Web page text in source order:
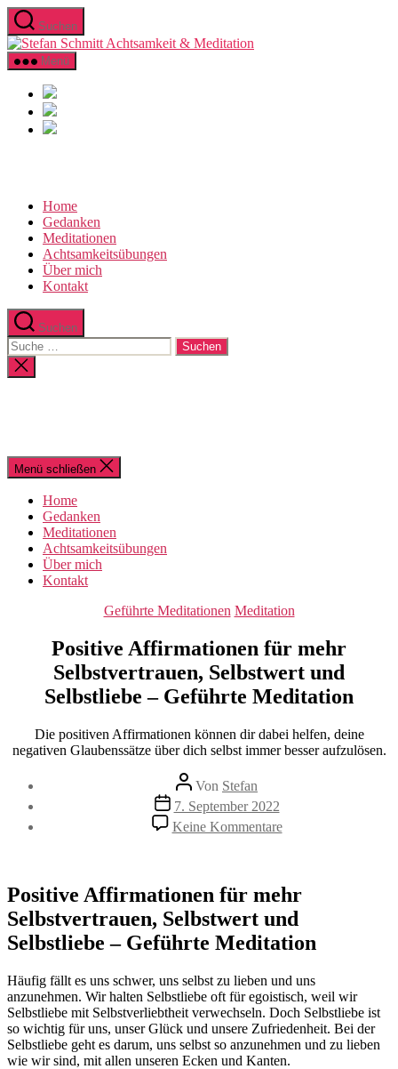
Direkt
zum
Inhalt
wechseln
Suchen
Menü
Home
Gedanken
Meditationen
Achtsamkeitsübungen
Über mich
Kontakt
Suchen
Suche
nach:
Suche
schließen
Menü schließen
Home
Gedanken
Meditationen
Achtsamkeitsübungen
Über mich
Kontakt
Kategorien
Geführte Meditationen Meditation
Positive Affirmationen für mehr
Selbstvertrauen, Selbstwert und
Selbstliebe – Geführte Meditation
Die positiven Affirmationen können dir dabei helfen, deine
negativen Glaubenssätze über dich selbst immer besser aufzulösen.
Beitragsautor
Von Stefan
Beitragsdatum
7. September 2022
Keine Kommentarezu
Positive
mehr
Selbstvertrauen,
Selbstwert
und
Selbstliebe
Geführte
Meditation
Positive Affirmationen für mehr
Selbstvertrauen, Selbstwert und
Selbstliebe – Geführte Meditation
Häufig fällt es uns schwer, uns selbst zu lieben und uns
anzunehmen. Wir halten Selbstliebe oft für egoistisch, weil wir
Selbstliebe mit Selbstverliebtheit verwechseln. Doch Selbstliebe ist
so wichtig für uns, unser Glück und unsere Zufriedenheit. Bei der
Selbstliebe geht es darum, uns selbst so anzunehmen und zu lieben
wie wir sind, mit allen unseren Ecken und Kanten.